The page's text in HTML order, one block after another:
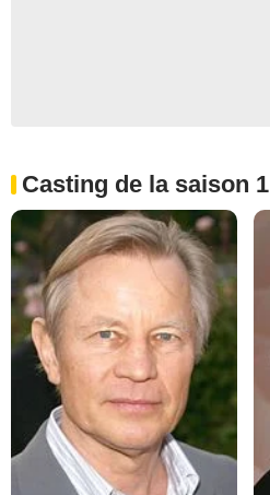
Casting de la saison 1